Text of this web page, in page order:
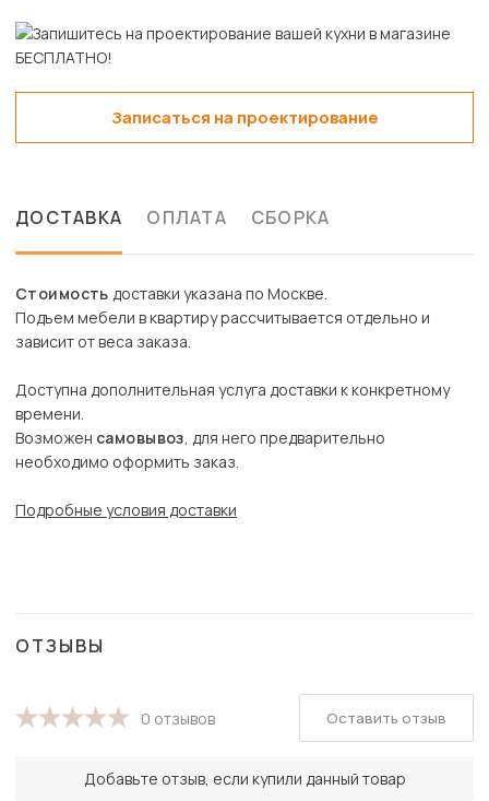
Записаться на проектирование
ДОСТАВКА ОПЛАТА СБОРКА
Стоимость доставки указана по Москве.
Подъем мебели в квартиру рассчитывается отдельно и
зависит от веса заказа.
Доступна дополнительная услуга доставки к конкретному
времени.
Возможен самовывоз, для него предварительно
необходимо оформить заказ.
Подробные условия доставки
ОТЗЫВЫ
0 отзывов
Добавьте отзыв, если купили данный товар
Оставить отзыв